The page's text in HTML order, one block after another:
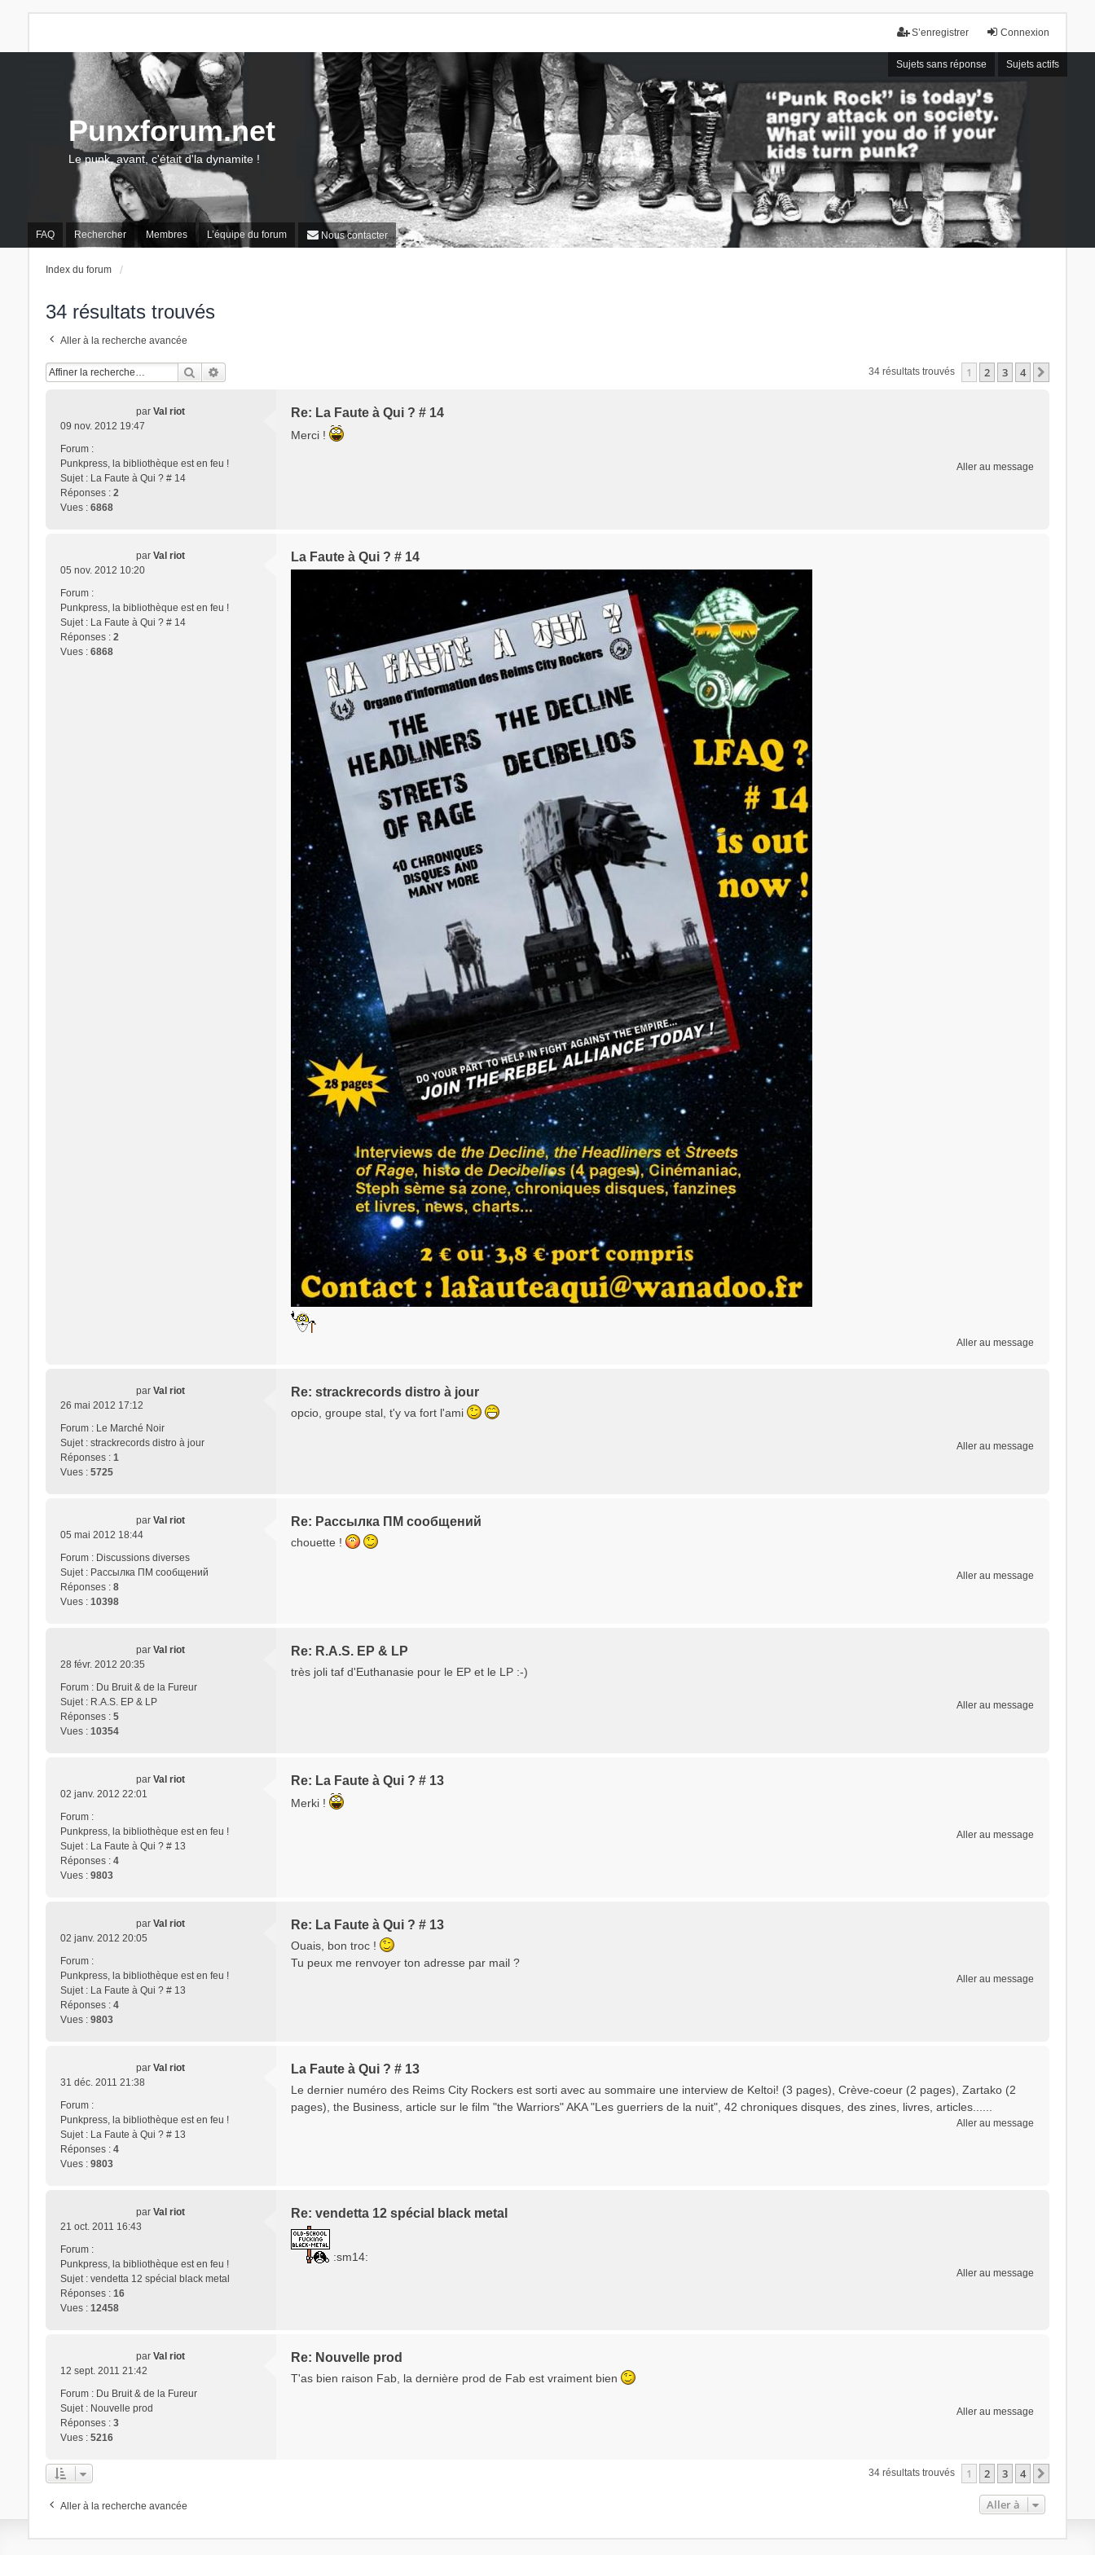
Connexion
S’enregistrer
Sujets sans réponse Sujets actifs
FAQ Rechercher Membres L’équipe du forum Nous contacter
Punxforum.net
Le punk, avant, c'était d'la dynamite !
Index du forum
34 résultats trouvés
Aller à la recherche avancée
Rechercher 34 résultats trouvés 1 2 3 4
parVal riot
09 nov. 2012 19:47
Forum :
Punkpress, la bibliothèque est en feu !
Sujet : La Faute à Qui ? # 14
Réponses : 2
Vues : 6868
Re: La Faute à Qui ? # 14
Merci !
Aller au message
parVal riot
05 nov. 2012 10:20
Forum :
Punkpress, la bibliothèque est en feu !
Sujet : La Faute à Qui ? # 14
Réponses : 2
Vues : 6868
La Faute à Qui ? # 14
Aller au message
parVal riot
26 mai 2012 17:12
Forum : Le Marché Noir
Sujet : strackrecords distro à jour
Réponses : 1
Vues : 5725
Re: strackrecords distro à jour
opcio, groupe stal, t'y va fort l'ami
Aller au message
parVal riot
05 mai 2012 18:44
Forum : Discussions diverses
Sujet : Рассылка ПМ сообщений
Réponses : 8
Vues : 10398
Re: Рассылка ПМ сообщений
chouette !
Aller au message
parVal riot
28 févr. 2012 20:35
Forum : Du Bruit & de la Fureur
Sujet : R.A.S. EP & LP
Réponses : 5
Vues : 10354
Re: R.A.S. EP & LP
très joli taf d'Euthanasie pour le EP et le LP :-)
Aller au message
parVal riot
02 janv. 2012 22:01
Forum :
Punkpress, la bibliothèque est en feu !
Sujet : La Faute à Qui ? # 13
Réponses : 4
Vues : 9803
Re: La Faute à Qui ? # 13
Merki !
Aller au message
parVal riot
02 janv. 2012 20:05
Forum :
Punkpress, la bibliothèque est en feu !
Sujet : La Faute à Qui ? # 13
Réponses : 4
Vues : 9803
Re: La Faute à Qui ? # 13
Ouais, bon troc !
Tu peux me renvoyer ton adresse par mail ?
Aller au message
parVal riot
31 déc. 2011 21:38
Forum :
Punkpress, la bibliothèque est en feu !
Sujet : La Faute à Qui ? # 13
Réponses : 4
Vues : 9803
La Faute à Qui ? # 13
Le dernier numéro des Reims City Rockers est sorti avec au sommaire une interview de Keltoi! (3 pages), Crève-coeur (2 pages), Zartako (2
pages), the Business, article sur le film "the Warriors" AKA "Les guerriers de la nuit", 42 chroniques disques, des zines, livres, articles......
Aller au message
parVal riot
21 oct. 2011 16:43
Forum :
Punkpress, la bibliothèque est en feu !
Sujet : vendetta 12 spécial black metal
Réponses : 16
Vues : 12458
Re: vendetta 12 spécial black metal
:sm14:
Aller au message
parVal riot
12 sept. 2011 21:42
Forum : Du Bruit & de la Fureur
Sujet : Nouvelle prod
Réponses : 3
Vues : 5216
Re: Nouvelle prod
T'as bien raison Fab, la dernière prod de Fab est vraiment bien
Aller au message
34 résultats trouvés 1 2 3 4
Aller à la recherche avancée Aller à